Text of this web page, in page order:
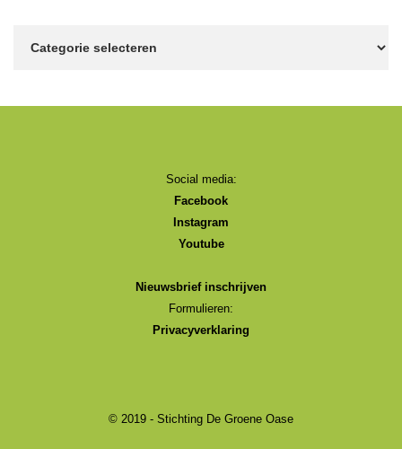
Social media:
Facebook
Instagram
Youtube
Nieuwsbrief inschrijven
Formulieren:
Privacyverklaring
© 2019 - Stichting De Groene Oase